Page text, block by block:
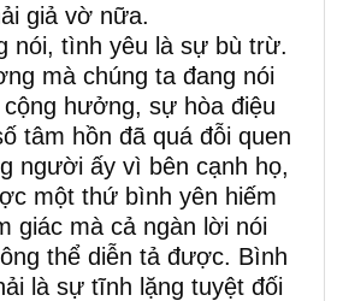
giả vờ nữa.
nói, tình yêu là sự bù trừ.
mà chúng ta đang nói
hưởng, sự hòa điệu
tâm hồn đã quá đỗi quen
người ấy vì bên cạnh họ,
một thứ bình yên hiếm
giác mà cả ngàn lời nói
thể diễn tả được. Bình
là sự tĩnh lặng tuyệt đối